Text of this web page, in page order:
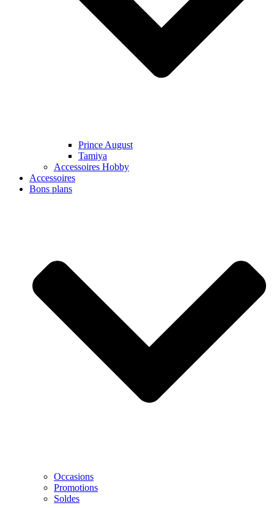
Prince August
Tamiya
Accessoires Hobby
Accessoires
Bons plans
Occasions
Promotions
Soldes